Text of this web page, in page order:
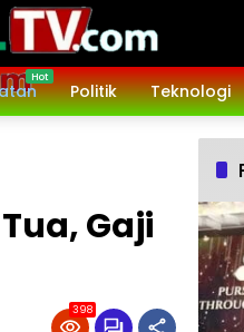
Politik Teknologi
Gaji
398